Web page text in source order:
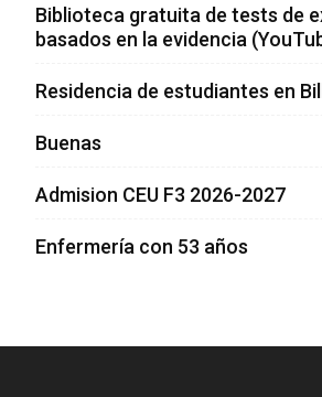
Biblioteca gratuita de tests de
basados en la evidencia
Residencia de estudiantes en
Buenas
Admision CEU F3 2026-2027
Enfermería con 53 años